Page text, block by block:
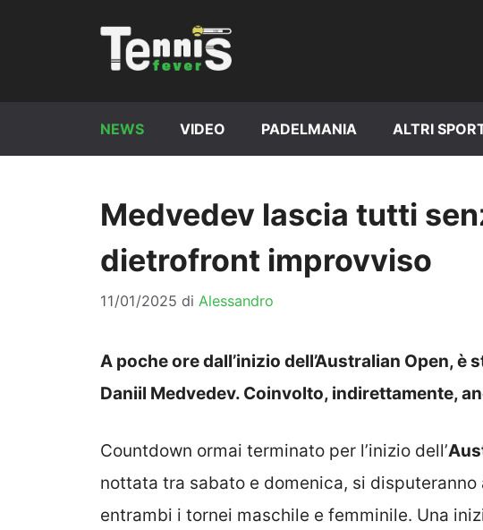
NEWS VIDEO PADELMANIA ALTRI
Medvedev lascia tutti
dietrofront improvviso
11/01/2025 di Alessandro
A poche ore dall’inizio dell’Australian Open,
Daniil Medvedev. Coinvolto, indirettamente,
Countdown ormai terminato per l’inizio dell’
nottata tra sabato e domenica, si
entrambi i tornei maschile e femminile. Una